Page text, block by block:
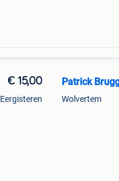
€ 15,00
Eergisteren
Patrick
Wolvertem